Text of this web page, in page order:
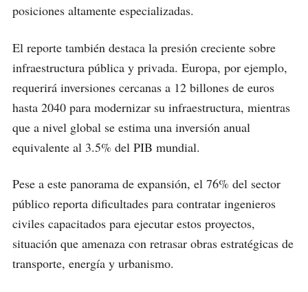
posiciones altamente especializadas.
El reporte también destaca la presión creciente sobre
infraestructura pública y privada. Europa, por ejemplo,
requerirá inversiones cercanas a 12 billones de euros
hasta 2040 para modernizar su infraestructura, mientras
que a nivel global se estima una inversión anual
equivalente al 3.5% del PIB mundial.
Pese a este panorama de expansión, el 76% del sector
público reporta dificultades para contratar ingenieros
civiles capacitados para ejecutar estos proyectos,
situación que amenaza con retrasar obras estratégicas de
transporte, energía y urbanismo.